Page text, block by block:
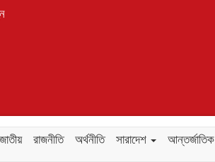
জাতীয় রাজনীতি অর্থনীতি সারাদেশ আন্তর্জাতিক